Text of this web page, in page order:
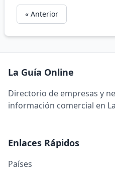
« Anterior
La Guía Online
Directorio de empresas y
información comercial en
Enlaces Rápidos
Países